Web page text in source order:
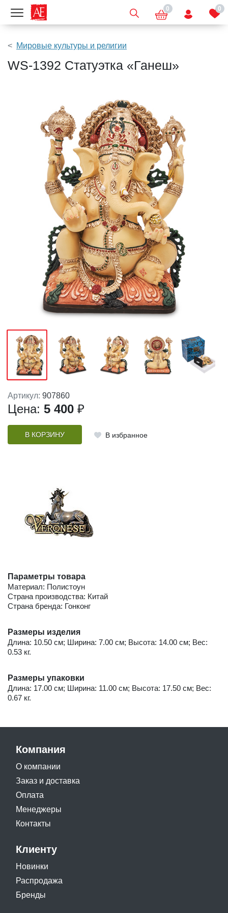
Показать меню 0 0
Мировые культуры и религии
WS-1392 Статуэтка «Ганеш»
Артикул: 907860
Цена: 5 400 ₽
В КОРЗИНУ В избранное
Параметры товара
Материал: Полистоун
Страна производства: Китай
Страна бренда: Гонконг
Размеры изделия
Длина: 10.50 см; Ширина: 7.00 см; Высота: 14.00 см; Вес:
0.53 кг.
Размеры упаковки
Длина: 17.00 см; Ширина: 11.00 см; Высота: 17.50 см; Вес:
0.67 кг.
Компания
О компании
Заказ и доставка
Оплата
Менеджеры
Контакты
Клиенту
Новинки
Распродажа
Бренды